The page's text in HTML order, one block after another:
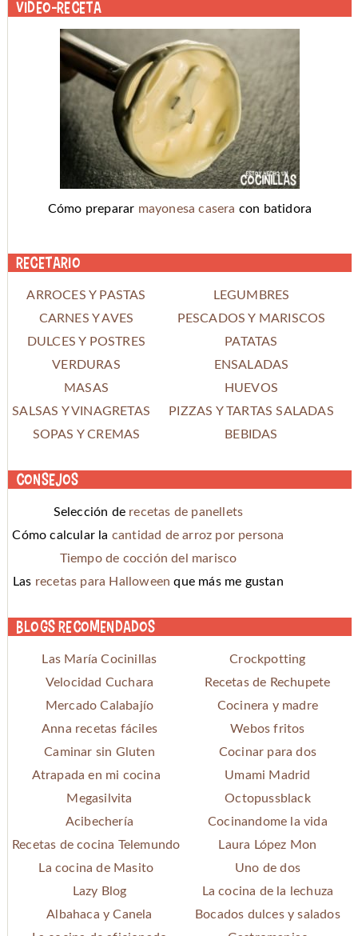
Video-receta
Cómo preparar mayonesa casera con batidora
Recetario
ARROCES Y PASTAS
LEGUMBRES
CARNES Y AVES
PESCADOS Y MARISCOS
DULCES Y POSTRES
PATATAS
VERDURAS
ENSALADAS
MASAS
HUEVOS
SALSAS Y VINAGRETAS
PIZZAS Y TARTAS SALADAS
SOPAS Y CREMAS
BEBIDAS
Consejos
Selección de recetas de panellets
Cómo calcular la cantidad de arroz por persona
Tiempo de cocción del marisco
Las recetas para Halloween que más me gustan
Blogs recomendados
Las María Cocinillas
Crockpotting
Velocidad Cuchara
Recetas de Rechupete
Mercado Calabajío
Cocinera y madre
Anna recetas fáciles
Webos fritos
Caminar sin Gluten
Cocinar para dos
Atrapada en mi cocina
Umami Madrid
Megasilvita
Octopussblack
Acibechería
Cocinandome la vida
Recetas de cocina Telemundo
Laura López Mon
La cocina de Masito
Uno de dos
Lazy Blog
La cocina de la lechuza
Albahaca y Canela
Bocados dulces y salados